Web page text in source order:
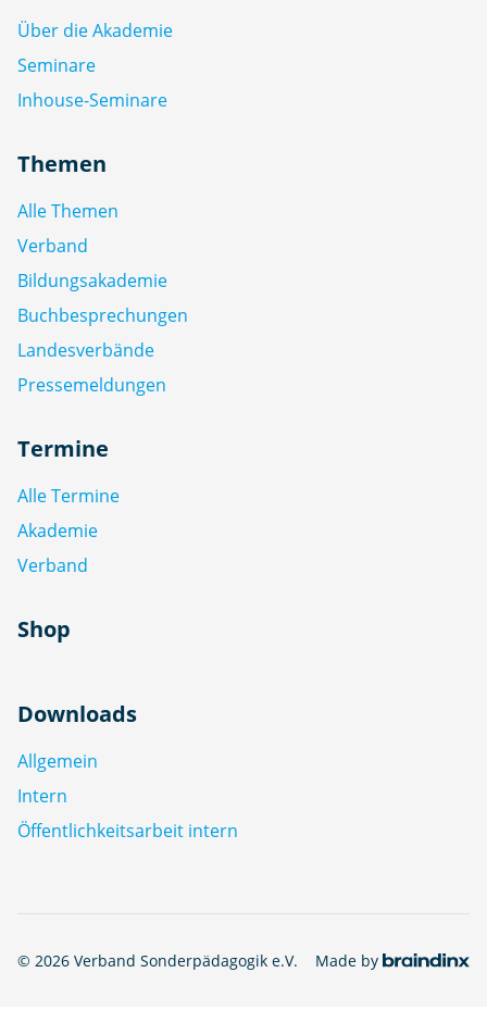
Über die Akademie
Seminare
Inhouse-Seminare
Themen
Alle Themen
Verband
Bildungsakademie
Buchbesprechungen
Landesverbände
Pressemeldungen
Termine
Alle Termine
Akademie
Verband
Shop
Downloads
Allgemein
Intern
Öffentlichkeitsarbeit intern
© 2026 Verband Sonderpädagogik e.V. Made by